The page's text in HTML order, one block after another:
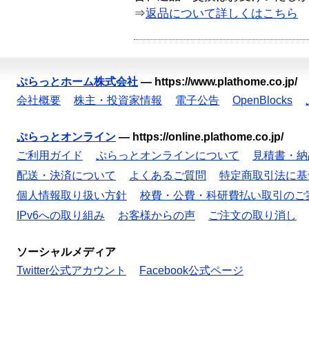
⇒返品について詳しくはこちら
ぷらっとホーム株式会社 — https://www.plathome.co.jp/
会社概要
株主・投資家情報 電子公告 OpenBlocks
ぷらっとオンライン — https://online.plathome.co.jp/
ご利用ガイド
ぷらっとオンラインについて
見積書・
配送・決済について
よくあるご質問
特定商取引法に
個人情報取り扱い方針
校費・公費・科研費払い取引のご
IPv6への取り組み
お客様からの声 ご注文の取り消し
ソーシャルメディア
Twitter公式アカウント
Facebook公式ページ